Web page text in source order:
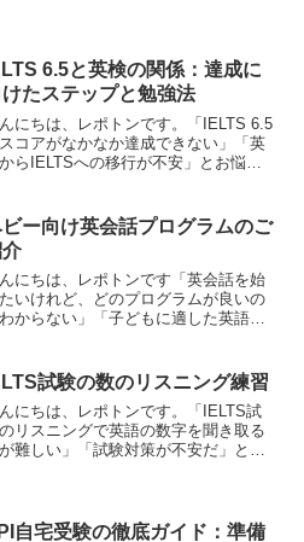
6.5と英検の関係：達成に
けたステップと勉強法
にちは、レポトンです。「IELTS 6.5
コアがなかなか達成できない」「英
らIELTSへの移行が不安」とお悩み
な勉強法をご紹介します！レポトン
ー向け英会話プログラムのご
にちは、レポトンです「英会話を始
いけれど、どのプログラムが良いの
からない」「子どもに適した英語教
プログラムの特徴やメリットを、わ
りやすく解説します！レ...
試験の数のリスニング練習
にちは、レポトンです。「IELTS試
リスニングで英語の数字を聞き取る
難しい」「試験対策が不安だ」とお
記事は次のような...
自宅受験の徹底ガイド：準備